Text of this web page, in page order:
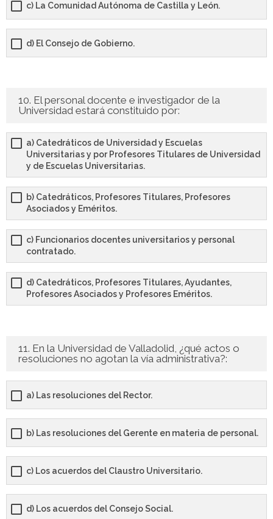
c) La Comunidad Autónoma de Castilla y León.
d) El Consejo de Gobierno.
10. El personal docente e investigador de la
Universidad estará constituido por:
a) Catedráticos de Universidad y Escuelas
Universitarias y por Profesores Titulares de Universidad
y de Escuelas Universitarias.
b) Catedráticos, Profesores Titulares, Profesores
Asociados y Eméritos.
c) Funcionarios docentes universitarios y personal
contratado.
d) Catedráticos, Profesores Titulares, Ayudantes,
Profesores Asociados y Profesores Eméritos.
11. En la Universidad de Valladolid, ¿qué actos o
resoluciones no agotan la vía administrativa?:
a) Las resoluciones del Rector.
b) Las resoluciones del Gerente en materia de personal.
c) Los acuerdos del Claustro Universitario.
d) Los acuerdos del Consejo Social.